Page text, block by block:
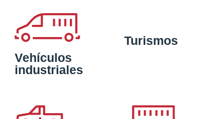
Vehículos
industriales
Turismos